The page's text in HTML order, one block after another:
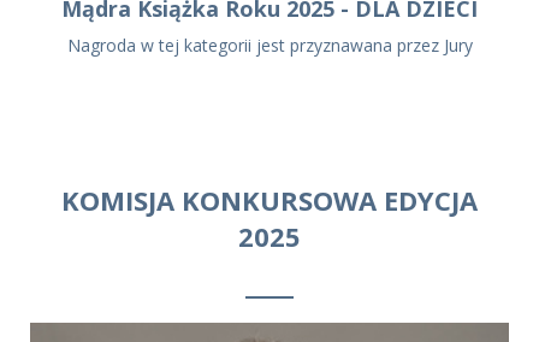
Mądra Książka Roku 2025 - DLA DZIECI
Nagroda w tej kategorii jest przyznawana przez Jury
KOMISJA KONKURSOWA EDYCJA
2025